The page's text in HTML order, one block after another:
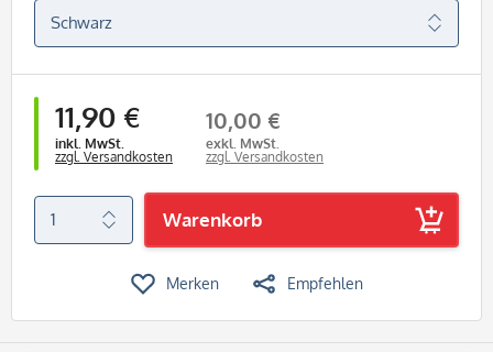
11,90 €
inkl. MwSt.
zzgl. Versandkosten
10,00 €
exkl. MwSt.
zzgl. Versandkosten
Warenkorb
Merken Empfehlen